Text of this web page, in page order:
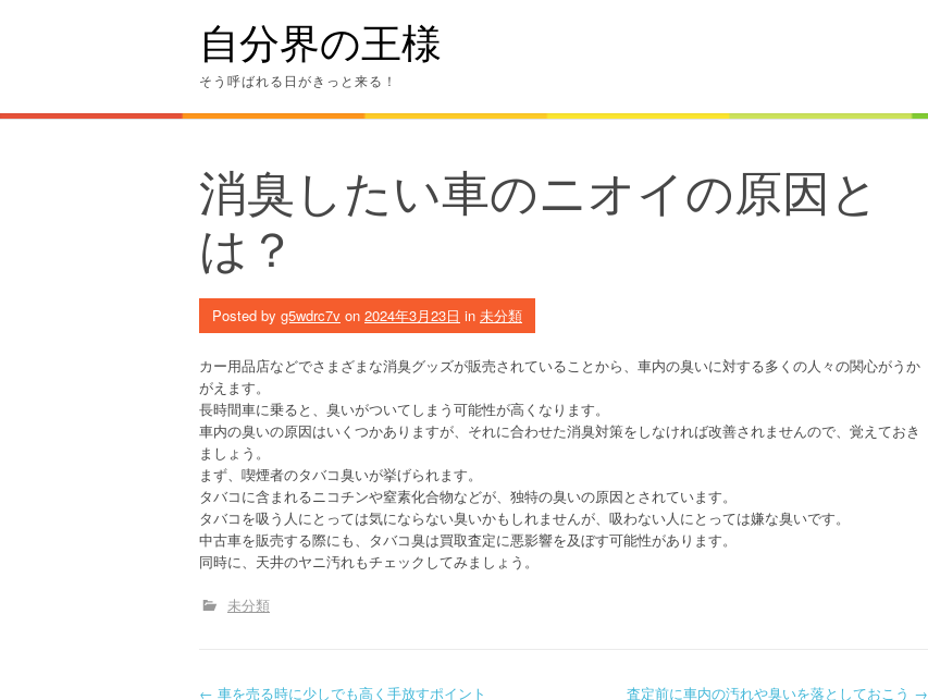
自分界の王様
そう呼ばれる日がきっと来る！
消臭したい車のニオイの原因と
は？
Posted by g5wdrc7v on 2024年3月23日 in 未分類
カー用品店などでさまざまな消臭グッズが販売されていることから、車内の臭いに対する多くの人々の関心がうか
がえます。
長時間車に乗ると、臭いがついてしまう可能性が高くなります。
車内の臭いの原因はいくつかありますが、それに合わせた消臭対策をしなければ改善されませんので、覚えておき
ましょう。
まず、喫煙者のタバコ臭いが挙げられます。
タバコに含まれるニコチンや窒素化合物などが、独特の臭いの原因とされています。
タバコを吸う人にとっては気にならない臭いかもしれませんが、吸わない人にとっては嫌な臭いです。
中古車を販売する際にも、タバコ臭は買取査定に悪影響を及ぼす可能性があります。
同時に、天井のヤニ汚れもチェックしてみましょう。
未分類
← 車を売る時に少しでも高く手放すポイント 査定前に車内の汚れや臭いを落としておこう →